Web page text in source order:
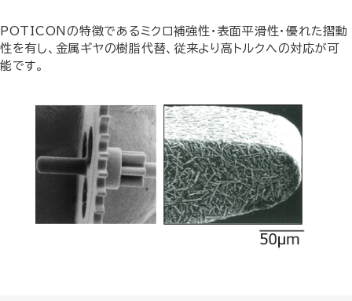
POTICONの特徴であるミクロ補強性・表面平滑性・優れた摺動
性を有し、金属ギヤの樹脂代替、従来より高トルクへの対応が可
能です。